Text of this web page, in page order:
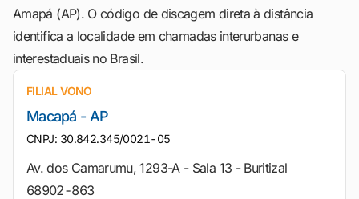
Amapá (AP). O código de discagem direta à distância
identifica a localidade em chamadas interurbanas e
interestaduais no Brasil.
FILIAL VONO
Macapá - AP
CNPJ: 30.842.345/0021-05
Av. dos Camarumu, 1293-A - Sala 13 - Buritizal
68902-863